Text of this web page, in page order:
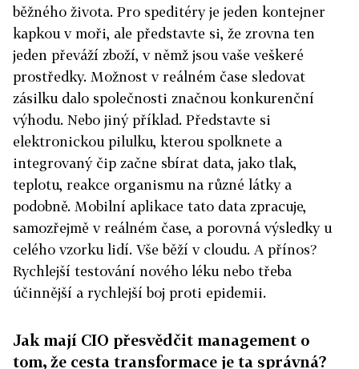
běžného života. Pro speditéry je jeden kontejner
kapkou v moři, ale představte si, že zrovna ten
jeden převáží zboží, v němž jsou vaše veškeré
prostředky. Možnost v reálném čase sledovat
zásilku dalo společnosti značnou konkurenční
výhodu. Nebo jiný příklad. Představte si
elektronickou pilulku, kterou spolknete a
integrovaný čip začne sbírat data, jako tlak,
teplotu, reakce organismu na různé látky a
podobně. Mobilní aplikace tato data zpracuje,
samozřejmě v reálném čase, a porovná výsledky u
celého vzorku lidí. Vše běží v cloudu. A přínos?
Rychlejší testování nového léku nebo třeba
účinnější a rychlejší boj proti epidemii.
Jak mají CIO přesvědčit management o
tom, že cesta transformace je ta správná?